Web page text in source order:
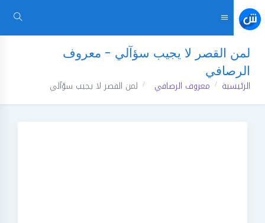
لمن القصر لا يجيب سؤآلي - معروف
الرصافي
الرئيسية معروف الرصافي لمن القصر لا يجيب سؤآلي